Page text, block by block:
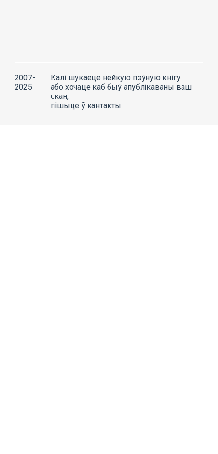
2007-
2025
Калі шукаеце нейкую пэўную кнігу
або хочаце каб быў апублікаваны ваш
скан,
пішыце ў кантакты